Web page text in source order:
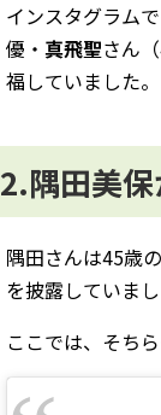
インスタグラム
優・ 真飛聖さん
福していました。
2.隅田美
隅田さんは45歳
を披露していまし
ここでは、そち